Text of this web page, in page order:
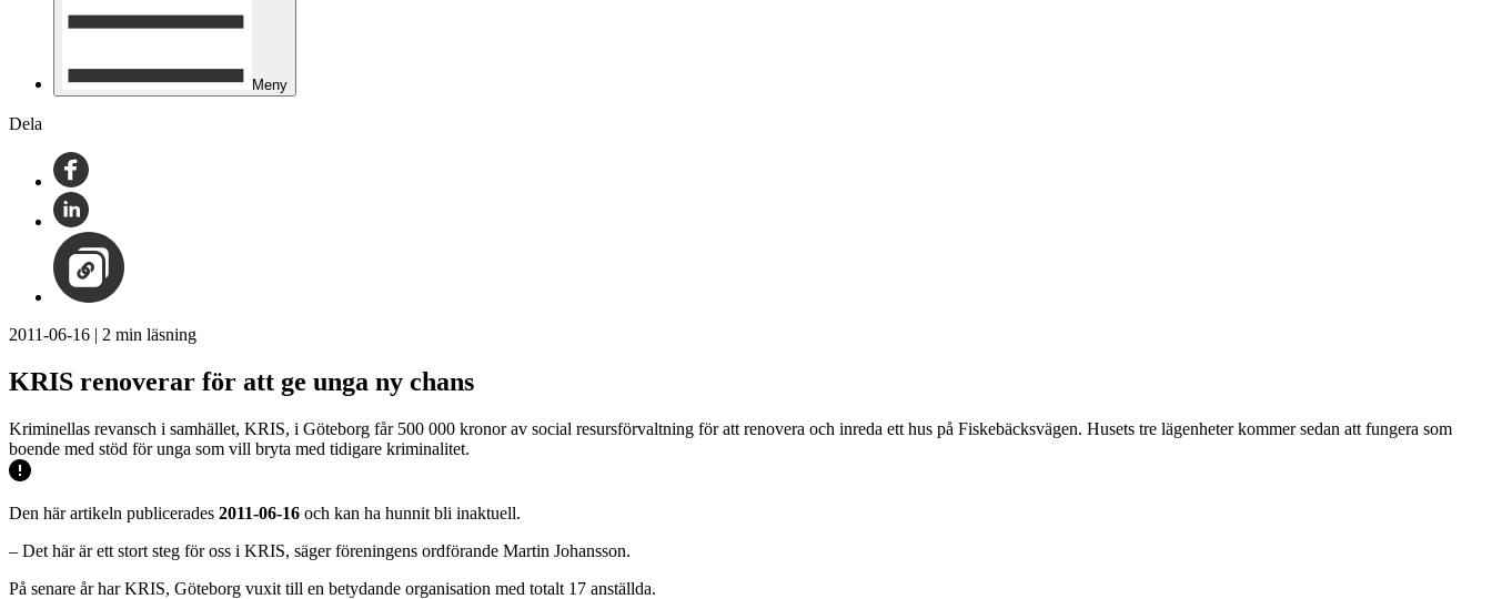
Meny
Dela
2011-06-16 | 2 min läsning
KRIS renoverar för att ge unga ny chans
Kriminellas revansch i samhället, KRIS, i Göteborg får 500 000 kronor av social resursförvaltning för att renovera och inreda ett hus på Fiskebäcksvägen. Husets tre lägenheter kommer sedan att fungera som
boende med stöd för unga som vill bryta med tidigare kriminalitet.
Den här artikeln publicerades 2011-06-16 och kan ha hunnit bli inaktuell.
– Det här är ett stort steg för oss i KRIS, säger föreningens ordförande Martin Johansson.
På senare år har KRIS, Göteborg vuxit till en betydande organisation med totalt 17 anställda.